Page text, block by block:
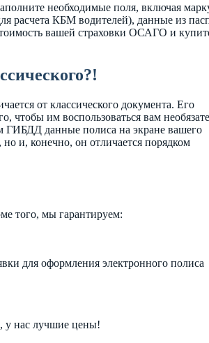
необходимые поля, включая
расчета КБМ водителей), данные из
вашей страховки ОСАГО и
от классического документа. Его
чтобы им воспользоваться вам
ГИБДД данные полиса на экране вашего
и, конечно, он отличается порядком
того, мы гарантируем:
для оформления электронного полиса
у нас лучшие цены!